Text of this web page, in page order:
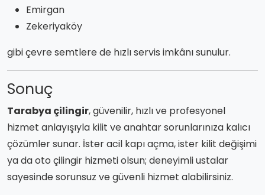
Emirgan
Zekeriyaköy
gibi çevre semtlere de hızlı servis imkânı sunulur.
Sonuç
Tarabya çilingir, güvenilir, hızlı ve profesyonel
hizmet anlayışıyla kilit ve anahtar sorunlarınıza kalıcı
çözümler sunar. İster acil kapı açma, ister kilit değişimi
ya da oto çilingir hizmeti olsun; deneyimli ustalar
sayesinde sorunsuz ve güvenli hizmet alabilirsiniz.